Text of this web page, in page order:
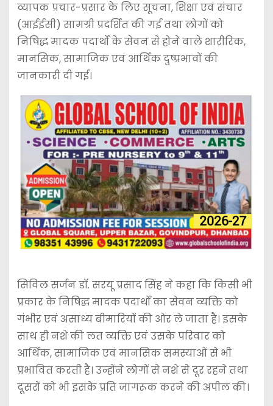
व्यापक प्रचार-प्रसार के लिए सूचना, शिक्षा एवं संचार
(आईईसी) सामग्री प्रदर्शित की गई तथा लोगों को
निषिद्ध मादक पदार्थों के सेवन से होने वाले शारीरिक,
मानसिक, सामाजिक एवं आर्थिक दुष्प्रभावों की
जानकारी दी गई।
सिविल सर्जन डॉ. सरयू प्रसाद सिंह ने कहा कि किसी भी
प्रकार के निषिद्ध मादक पदार्थों का सेवन व्यक्ति को
गंभीर एवं असाध्य बीमारियों की ओर ले जाता है। इसके
साथ ही नशे की लत व्यक्ति एवं उसके परिवार को
आर्थिक, सामाजिक एवं मानसिक समस्याओं से भी
प्रभावित करती है। उन्होंने लोगों से नशे से दूर रहने तथा
दूसरों को भी इसके प्रति जागरूक करने की अपील की।